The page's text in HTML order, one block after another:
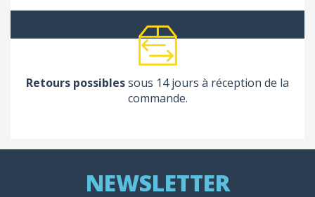
Retours possiblessous 14 jours à réception de la
commande.